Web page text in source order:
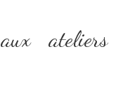
ateliers